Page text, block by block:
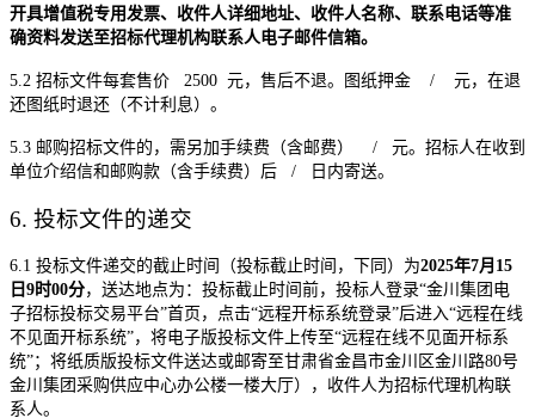
开具增值税专用发票、收件人详细地址、收件人名称、联系电话等准
确资料发送至招标代理机构联系人电子邮件信箱。
5.2 招标文件每套售价 2500 元，售后不退。图纸押金 / 元，在退
还图纸时退还（不计利息）。
5.3 邮购招标文件的，需另加手续费（含邮费） / 元。招标人在收到
单位介绍信和邮购款（含手续费）后 / 日内寄送。
6. 投标文件的递交
6.1 投标文件递交的截止时间（投标截止时间，下同）为2025年7月 15
日 9时00分， 送达地点为： 投标截止时间 前，投标人登录“金川集团电
子招标投标交易平台”首页，点击“远程开标系统登录”后进入“远程在线
不见面开标系统”，将电子版投标文件上传至“远程在线不见面开标系
统”；将纸质版投标文件送达或邮寄至甘肃省金昌市金川区金川路80号
金川集团采购供应中心办公楼一楼大厅），收件人为招标代理机构联
系人。